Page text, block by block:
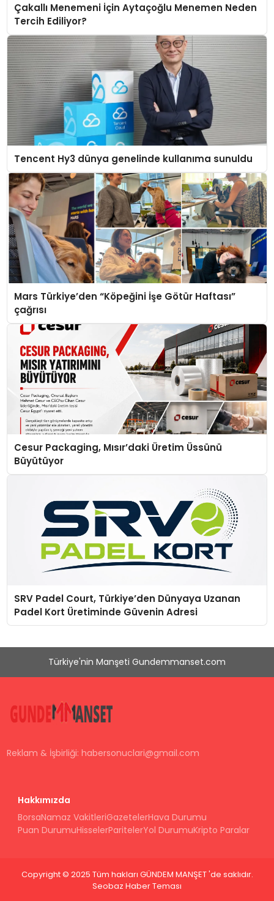
Çakallı Menemeni İçin Aytaçoğlu Menemen Neden
Tercih Ediliyor?
Tencent Hy3 dünya genelinde kullanıma sunuldu
Mars Türkiye’den “Köpeğini İşe Götür Haftası”
çağrısı
Cesur Packaging, Mısır’daki Üretim Üssünü
Büyütüyor
SRV Padel Court, Türkiye’den Dünyaya Uzanan
Padel Kort Üretiminde Güvenin Adresi
Türkiye'nin Manşeti Gundemmanset.com
Reklam & İşbirliği:habersonuclari@gmail.com
Hakkımızda
BorsaNamaz VakitleriGazetelerHava Durumu
Puan DurumuHisselerParitelerYol DurumuKripto Paralar
Copyright © 2025 Tüm hakları GÜNDEM MANŞET 'de saklıdır.
Seobaz Haber Teması